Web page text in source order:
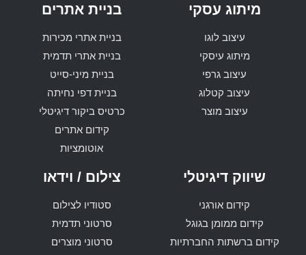
מיתוג עסקי
עיצוב לוגו
מיתוג עיסקי
עיצוב גרפי
עיצוב קטלוג
עיצוב מוצר
בניית אתרים
בניית אתרי מכירות
בניית אתרי תדמית
בניית מיני-סייט
בניית דפי נחיתה
כרטיס ביקור דיגיטלי
קידום אתרים
אוטומציות
שיווק דיגיטלי
קידום אורגני
קידום ממומן בגוגל
קידום ברשתות החברתיות
צילום / וידאו
סטודיו לצילום
סרטוני תדמית
סרטוני מוצרים